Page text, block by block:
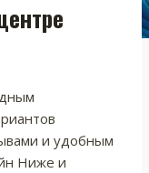
и удобным
Ниже и